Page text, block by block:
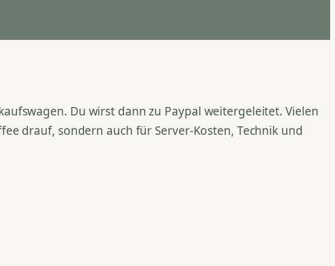
Du wirst dann zu Paypal weitergeleitet. Vielen
drauf, sondern auch für Server-Kosten, Technik und